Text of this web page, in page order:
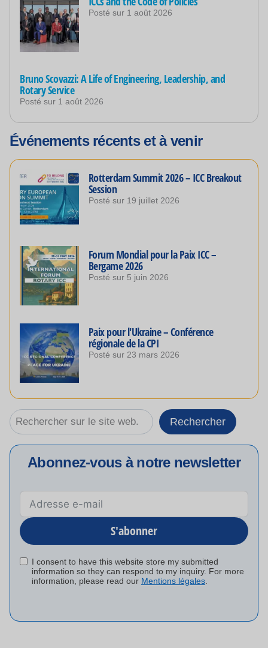
Posté sur 1 août 2026
Bruno Scovazzi: A Life of Engineering, Leadership, and
Rotary Service
Posté sur 1 août 2026
Événements récents et à venir
Rotterdam Summit 2026 – ICC Breakout
Session
Posté sur 19 juillet 2026
Forum Mondial pour la Paix ICC –
Bergame 2026
Posté sur 5 juin 2026
Paix pour l'Ukraine – Conférence
régionale de la CPI
Posté sur 23 mars 2026
Rechercher Rechercher
Abonnez-vous à notre newsletter
S'abonner
I consent to have this website store my submitted
information so they can respond to my inquiry. For more
information, please read our Mentions légales
: